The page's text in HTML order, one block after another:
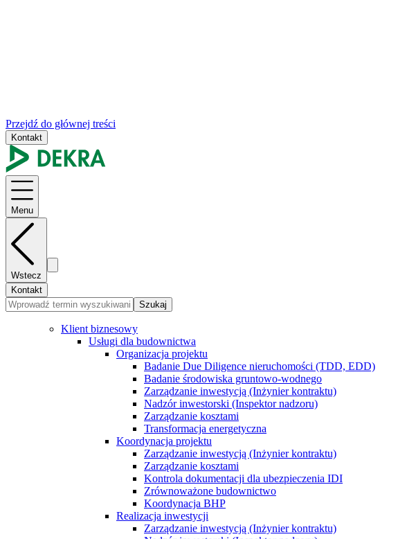
Przejdź do głównej treści
Kontakt
Menu
Wstecz
Kontakt
Szukaj
Klient biznesowy
Usługi dla budownictwa
Organizacja projektu
Badanie Due Diligence nieruchomości (TDD, EDD)
Badanie środowiska gruntowo-wodnego
Zarządzanie inwestycją (Inżynier kontraktu)
Nadzór inwestorski (Inspektor nadzoru)
Zarządzanie kosztami
Transformacja energetyczna
Koordynacja projektu
Zarządzanie inwestycją (Inżynier kontraktu)
Zarządzanie kosztami
Kontrola dokumentacji dla ubezpieczenia IDI
Zrównoważone budownictwo
Koordynacja BHP
Realizacja inwestycji
Zarządzanie inwestycją (Inżynier kontraktu)